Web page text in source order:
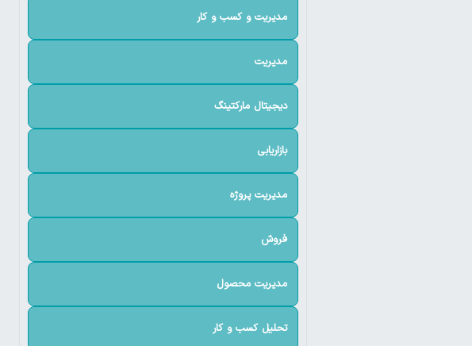
مدیریت و کسب و کار
مدیریت
دیجیتال مارکتینگ
بازاریابی
مدیریت پروژه
فروش
مدیریت محصول
تحلیل کسب و کار